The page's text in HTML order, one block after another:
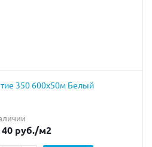
350 600х50м Белый
руб./м2